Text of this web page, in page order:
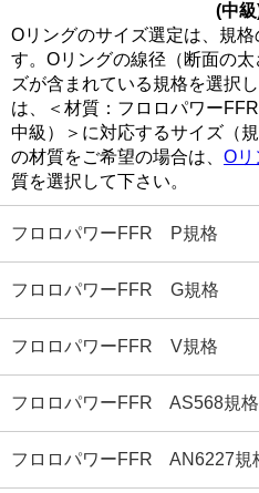
(中級
Oリングのサイズ選定は、規
す。Oリングの線径（断面の
ズが含まれている規格を選択
は、＜材質：フロロパワー
中級）＞に対応するサイズ（
の材質をご希望の場合は、 Oリ
質を選択して下さい。
フロロパワーFFR P規格
フロロパワーFFR G規格
フロロパワーFFR V規格
フロロパワーFFR AS568規格
フロロパワーFFR AN6227規